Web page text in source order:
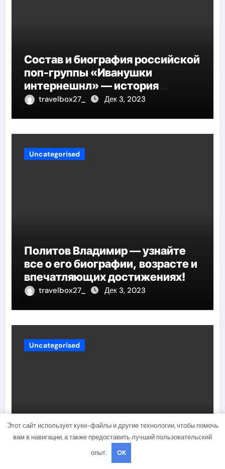
Состав и биография российской
поп-группы «Иванушки
интернешнл» — история
успеха, музыка и судьбы
travelbox27_ Дек 3, 2023
Uncategorised
Политов Владимир — узнайте
все о его биографии, возрасте и
впечатляющих достижениях!
travelbox27_ Дек 3, 2023
Uncategorised
Биография Руби Роуз —
успешная музыкальная
Этот сайт использует куки-файлы и другие технологии, чтобы помочь
вам в навигации, а также предоставить лучший пользовательский
опыт.
OK